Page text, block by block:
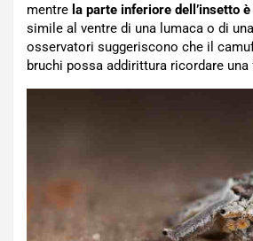
mentre la parte inferiore dell’insetto
simile al ventre di una lumaca o di
osservatori suggeriscono che il
bruchi possa addirittura ricordare